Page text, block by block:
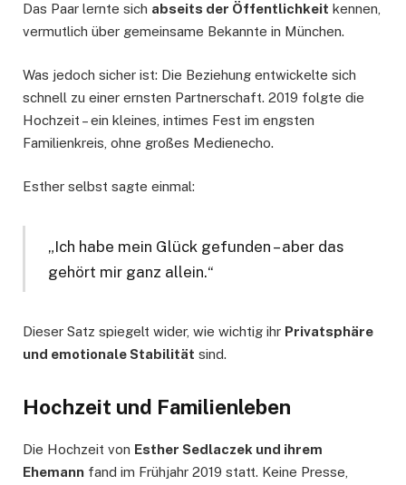
Das Paar lernte sich abseits der Öffentlichkeit kennen,
vermutlich über gemeinsame Bekannte in München.
Was jedoch sicher ist: Die Beziehung entwickelte sich
schnell zu einer ernsten Partnerschaft. 2019 folgte die
Hochzeit – ein kleines, intimes Fest im engsten
Familienkreis, ohne großes Medienecho.
Esther selbst sagte einmal:
„Ich habe mein Glück gefunden – aber das
gehört mir ganz allein.“
Dieser Satz spiegelt wider, wie wichtig ihr Privatsphäre
und emotionale Stabilität sind.
Hochzeit und Familienleben
Die Hochzeit von Esther Sedlaczek und ihrem
Ehemann fand im Frühjahr 2019 statt. Keine Presse,